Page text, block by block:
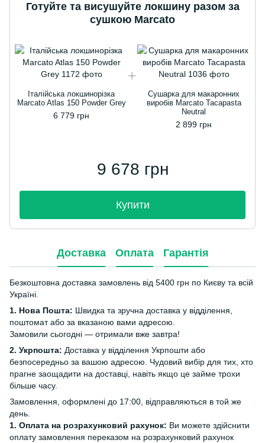
Готуйте та висушуйте локшину разом за
сушкою Marcato
Італійська локшинорізка
Marcato Atlas 150 Powder Grey
6 779 грн
Сушарка для макаронних
виробів Marcato Tacapasta
Neutral
2 899 грн
9 678 грн
Купити
Доставка Оплата Гарантія
Безкоштовна доставка замовлень від 5400 грн по Києву та всій
Україні.
1. Нова Пошта: Швидка та зручна доставка у відділення,
поштомат або за вказаною вами адресою.
Замовили сьогодні — отримали вже завтра!
2. Укрпошта: Доставка у відділення Укрпошти або
безпосередньо за вашою адресою. Чудовий вибір для тих, хто
прагне заощадити на доставці, навіть якщо це займе трохи
більше часу.
Замовлення, оформлені до 17:00, відправляються в той же
день.
1. Оплата на розрахунковий рахунок: Ви можете здійснити
оплату замовлення переказом на розрахунковий рахунок